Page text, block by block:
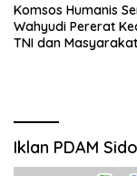
Komsos Humanis
Wahyudi Pererat
TNI dan Masyarakat
Iklan PDAM